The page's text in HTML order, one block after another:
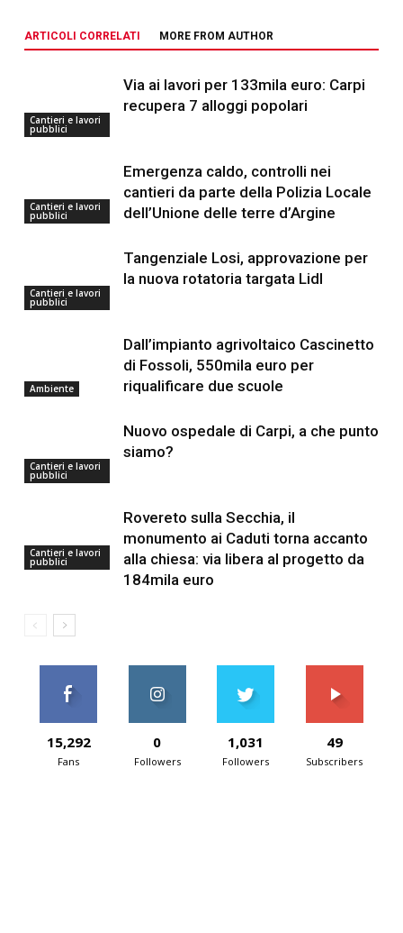
ARTICOLI CORRELATI MORE FROM AUTHOR
Cantieri e lavori
pubblici
Via ai lavori per 133mila euro: Carpi
recupera 7 alloggi popolari
Cantieri e lavori
pubblici
Emergenza caldo, controlli nei
cantieri da parte della Polizia Locale
dell’Unione delle terre d’Argine
Cantieri e lavori
pubblici
Tangenziale Losi, approvazione per
la nuova rotatoria targata Lidl
Ambiente
Dall’impianto agrivoltaico Cascinetto
di Fossoli, 550mila euro per
riqualificare due scuole
Cantieri e lavori
pubblici
Nuovo ospedale di Carpi, a che punto
siamo?
Cantieri e lavori
pubblici
Rovereto sulla Secchia, il
monumento ai Caduti torna accanto
alla chiesa: via libera al progetto da
184mila euro
15,292
Fans
0
Followers
1,031
Followers
49
Subscribers